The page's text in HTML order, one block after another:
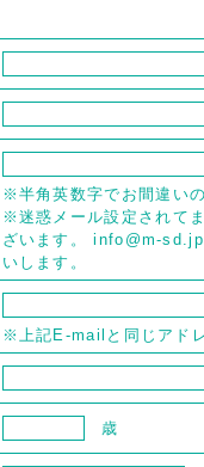
※半角英数字でお間違い
※迷惑メール設定されて
ざいます。 info@m-
いします。
※上記E-mailと同じアド
歳